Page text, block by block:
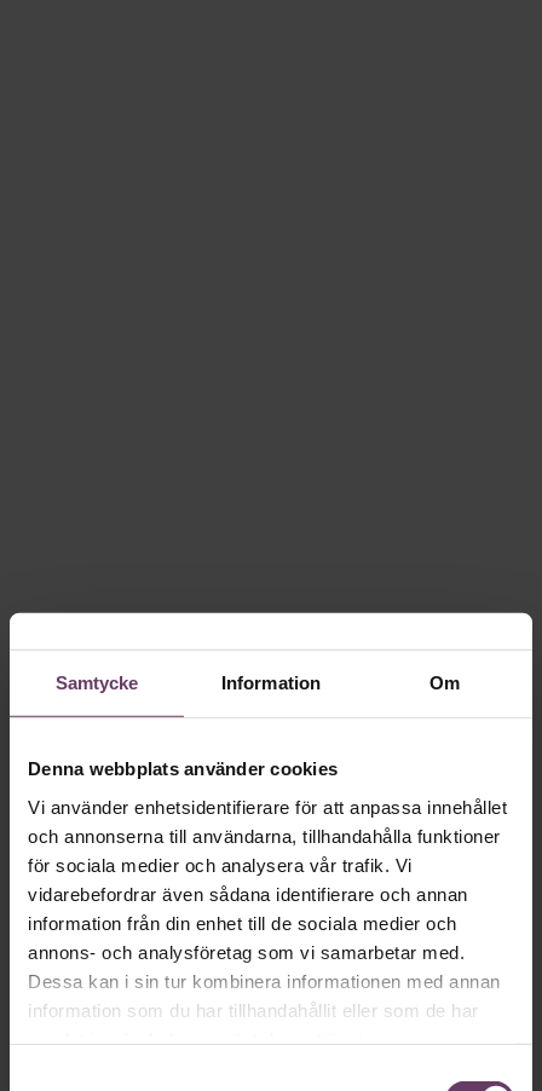
Samtycke Information Om
Denna webbplats använder cookies
Vi använder enhetsidentifierare för att anpassa innehållet
och annonserna till användarna, tillhandahålla funktioner
för sociala medier och analysera vår trafik. Vi
vidarebefordrar även sådana identifierare och annan
information från din enhet till de sociala medier och
annons- och analysföretag som vi samarbetar med.
Dessa kan i sin tur kombinera informationen med annan
information som du har tillhandahållit eller som de har